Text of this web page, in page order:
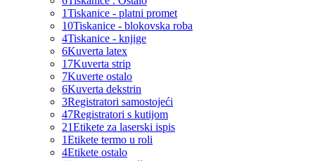
1Tiskanice - platni promet
10Tiskanice - blokovska roba
4Tiskanice - knjige
6Kuverta latex
17Kuverta strip
7Kuverte ostalo
6Kuverta dekstrin
3Registratori samostojeći
47Registratori s kutijom
21Etikete za laserski ispis
1Etikete termo u roli
4Etikete ostalo